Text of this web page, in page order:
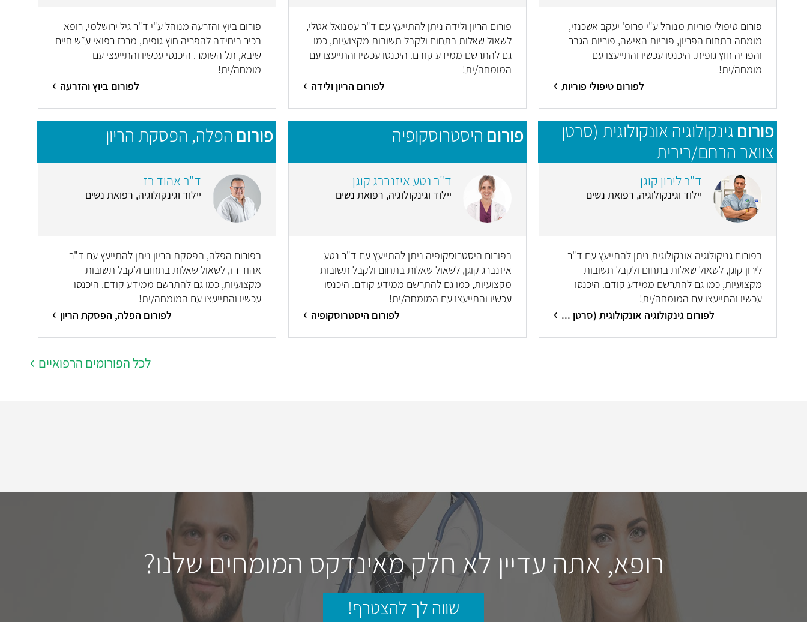
פורום טיפולי פוריות מנוהל ע"י פרופ' יעקב אשכנזי,
מומחה בתחום הפריון, פוריות האישה, פוריות הגבר
והפריה חוץ גופית. היכנסו עכשיו והתייעצו עם
מומחה/ית!
לפורום טיפולי פוריות
פורום הריון ולידה ניתן להתייעץ עם ד"ר עמנואל אטלי,
לשאול שאלות בתחום ולקבל תשובות מקצועיות, כמו
גם להתרשם ממידע קודם. היכנסו עכשיו והתייעצו עם
המומחה/ית!
לפורום הריון ולידה
פורום ביוץ והזרעה מנוהל ע"י ד"ר גיל ירושלמי, רופא
בכיר ביחידה להפריה חוץ גופית, מרכז רפואי ע״ש חיים
שיבא, תל השומר. היכנסי עכשיו והתייעצי עם
מומחה/ית!
לפורום ביוץ והזרעה
פורום גינקולוגיה אונקולוגית (סרטן
צוואר הרחם/רירית
הרחם/שחלות/סרטן העריה)
ד"ר לירון קוגן
יילוד וגינקולוגיה, רפואת נשים
בפורום גניקולוגיה אונקולוגית ניתן להתייעץ עם ד"ר
לירון קוגן, לשאול שאלות בתחום ולקבל תשובות
מקצועיות, כמו גם להתרשם ממידע קודם. היכנסו
עכשיו והתייעצו עם המומחה/ית!
לפורום גינקולוגיה אונקולוגית (סרטן ...
פורום היסטרוסקופיה
ד"ר נטע איזנברג קוגן
יילוד וגינקולוגיה, רפואת נשים
בפורום היסטרוסקופיה ניתן להתייעץ עם ד"ר נטע
איזנברג קוגן, לשאול שאלות בתחום ולקבל תשובות
מקצועיות, כמו גם להתרשם ממידע קודם. היכנסו
עכשיו והתייעצו עם המומחה/ית!
לפורום היסטרוסקופיה
פורום הפלה, הפסקת הריון
ד"ר אהוד רז
יילוד וגינקולוגיה, רפואת נשים
בפורום הפלה, הפסקת הריון ניתן להתייעץ עם ד"ר
אהוד רז, לשאול שאלות בתחום ולקבל תשובות
מקצועיות, כמו גם להתרשם ממידע קודם. היכנסו
עכשיו והתייעצו עם המומחה/ית!
לפורום הפלה, הפסקת הריון
לכל הפורומים הרפואיים
רופא, אתה עדיין לא חלק מאינדקס המומחים שלנו?
שווה לך להצטרף!